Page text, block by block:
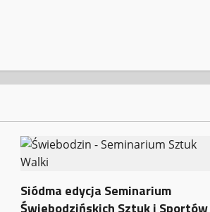
Siódma edycja Seminarium